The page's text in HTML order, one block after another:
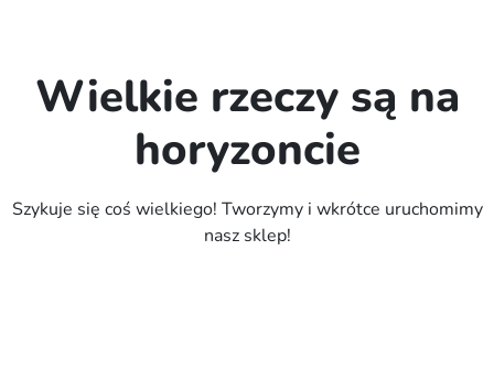
Wielkie rzeczy są na
horyzoncie
Szykuje się coś wielkiego! Tworzymy i wkrótce uruchomimy
nasz sklep!